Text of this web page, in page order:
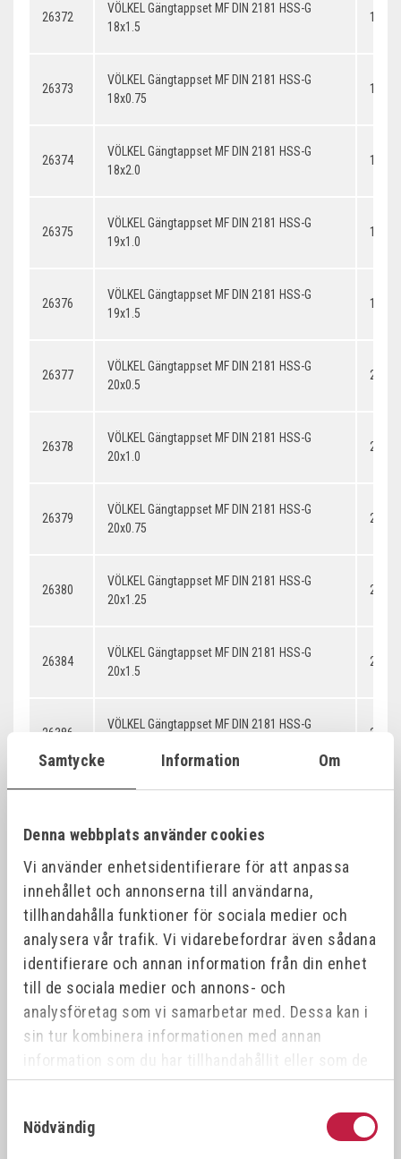
Samtycke Information Om
Denna webbplats använder cookies
Vi använder enhetsidentifierare för att anpassa
innehållet och annonserna till användarna,
tillhandahålla funktioner för sociala medier och
analysera vår trafik. Vi vidarebefordrar även sådana
identifierare och annan information från din enhet
till de sociala medier och annons- och
analysföretag som vi samarbetar med. Dessa kan i
sin tur kombinera informationen med annan
information som du har tillhandahållit eller som de
har samlat in när du har använt deras tjänster.
Nödvändig
26372
VÖLKEL Gängtappset MF DIN 2181 HSS-G
18x1.5
26373
VÖLKEL Gängtappset MF DIN 2181 HSS-G
18x0.75
26374
VÖLKEL Gängtappset MF DIN 2181 HSS-G
18x2.0
26375
VÖLKEL Gängtappset MF DIN 2181 HSS-G
19x1.0
26376
VÖLKEL Gängtappset MF DIN 2181 HSS-G
19x1.5
26377
VÖLKEL Gängtappset MF DIN 2181 HSS-G
20x0.5
26378
VÖLKEL Gängtappset MF DIN 2181 HSS-G
20x1.0
26379
VÖLKEL Gängtappset MF DIN 2181 HSS-G
20x0.75
26380
VÖLKEL Gängtappset MF DIN 2181 HSS-G
20x1.25
26384
VÖLKEL Gängtappset MF DIN 2181 HSS-G
20x1.5
26386
VÖLKEL Gängtappset MF DIN 2181 HSS-G
26388
VÖLKEL Gängtappset MF DIN 2181 HSS-G
21x1.5
26389
VÖLKEL Gängtappset MF DIN 2181 HSS-G
22x0.5
26390
VÖLKEL Gängtappset MF DIN 2181 HSS-G
22x1.0
VÖLKEL Gängtappset MF DIN 2181 HSS-G